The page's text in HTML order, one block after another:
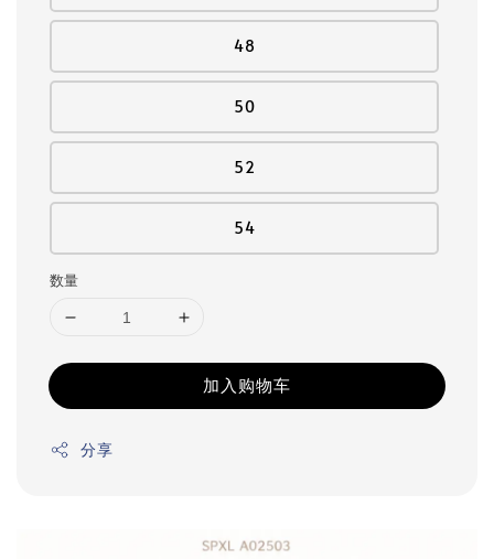
48
50
52
54
数量
加入购物车
分享